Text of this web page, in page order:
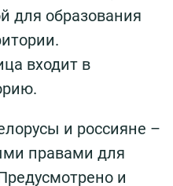
для образования
входит в
и россияне –
правами для
и